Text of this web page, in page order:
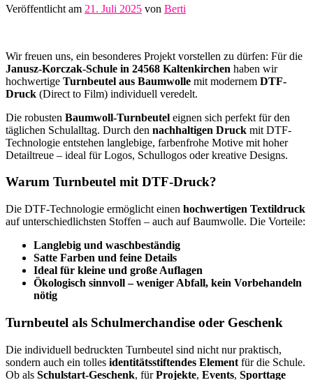
Veröffentlicht am 21. Juli 2025 von Berti
Wir freuen uns, ein besonderes Projekt vorstellen zu dürfen: Für die
Janusz-Korczak-Schule in 24568 Kaltenkirchen haben wir
hochwertige Turnbeutel aus Baumwolle mit modernem DTF-
Druck (Direct to Film) individuell veredelt.
Die robusten Baumwoll-Turnbeutel eignen sich perfekt für den
täglichen Schulalltag. Durch den nachhaltigen Druck mit DTF-
Technologie entstehen langlebige, farbenfrohe Motive mit hoher
Detailtreue – ideal für Logos, Schullogos oder kreative Designs.
Warum Turnbeutel mit DTF-Druck?
Die DTF-Technologie ermöglicht einen hochwertigen Textildruck
auf unterschiedlichsten Stoffen – auch auf Baumwolle. Die Vorteile:
Langlebig und waschbeständig
Satte Farben und feine Details
Ideal für kleine und große Auflagen
Ökologisch sinnvoll – weniger Abfall, kein Vorbehandeln
nötig
Turnbeutel als Schulmerchandise oder Geschenk
Die individuell bedruckten Turnbeutel sind nicht nur praktisch,
sondern auch ein tolles identitätsstiftendes Element für die Schule.
Ob als Schulstart-Geschenk, fürProjekte, Events, Sporttage